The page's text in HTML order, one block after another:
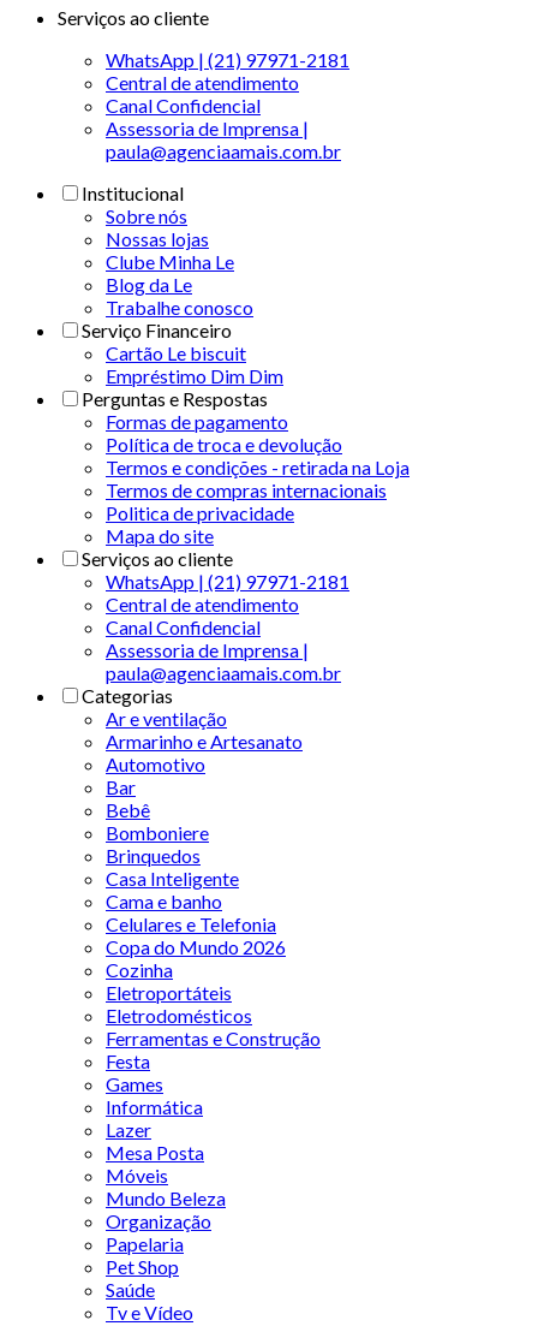
Serviços ao cliente
WhatsApp | (21) 97971-2181
Central de atendimento
Canal Confidencial
Assessoria de Imprensa |
paula@agenciaamais.com.br
Institucional
Sobre nós
Nossas lojas
Clube Minha Le
Blog da Le
Trabalhe conosco
Serviço Financeiro
Cartão Le biscuit
Empréstimo Dim Dim
Perguntas e Respostas
Formas de pagamento
Política de troca e devolução
Termos e condições - retirada na Loja
Termos de compras internacionais
Politica de privacidade
Mapa do site
Serviços ao cliente
WhatsApp | (21) 97971-2181
Central de atendimento
Canal Confidencial
Assessoria de Imprensa |
paula@agenciaamais.com.br
Categorias
Ar e ventilação
Armarinho e Artesanato
Automotivo
Bar
Bebê
Bomboniere
Brinquedos
Casa Inteligente
Cama e banho
Celulares e Telefonia
Copa do Mundo 2026
Cozinha
Eletroportáteis
Eletrodomésticos
Ferramentas e Construção
Festa
Games
Informática
Lazer
Mesa Posta
Móveis
Mundo Beleza
Organização
Papelaria
Pet Shop
Saúde
Tv e Vídeo